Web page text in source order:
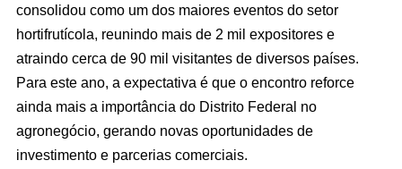
consolidou como um dos maiores eventos do setor
hortifrutícola, reunindo mais de 2 mil expositores e
atraindo cerca de 90 mil visitantes de diversos países.
Para este ano, a expectativa é que o encontro reforce
ainda mais a importância do Distrito Federal no
agronegócio, gerando novas oportunidades de
investimento e parcerias comerciais.